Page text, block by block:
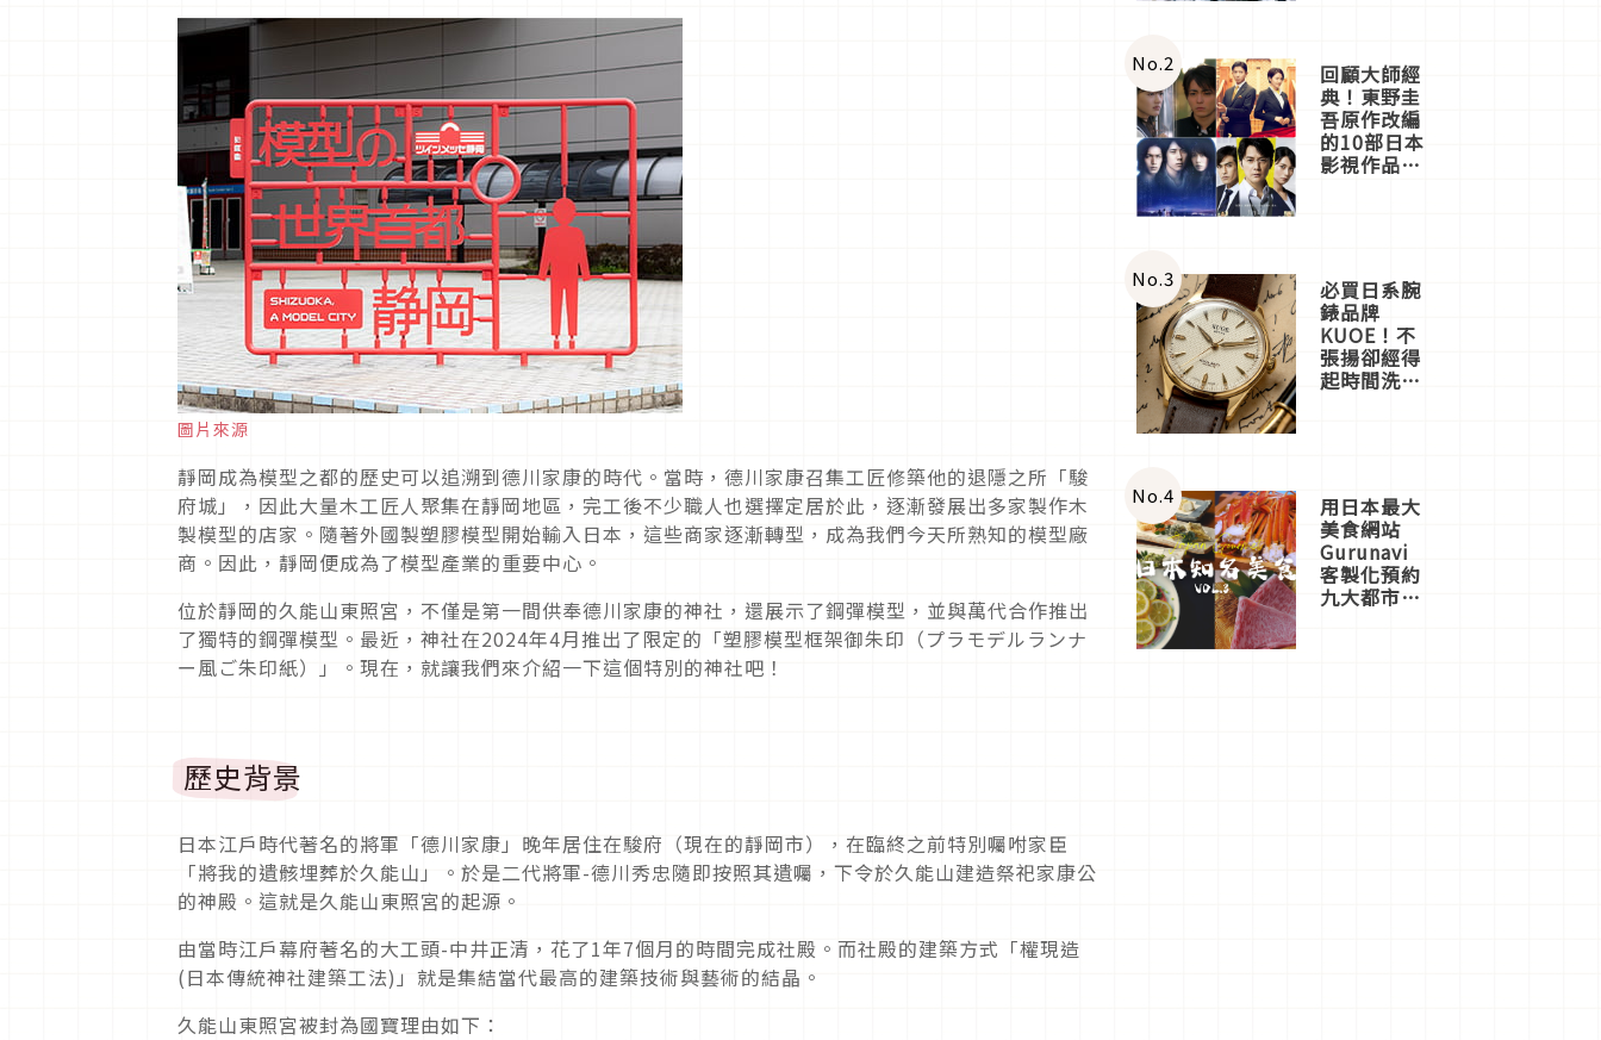
圖片來源
靜岡成為模型之都的歷史可以追溯到德川家康的時代。當時，德川家康召集工匠修築他的退隱之所「駿
府城」，因此大量木工匠人聚集在靜岡地區，完工後不少職人也選擇定居於此，逐漸發展出多家製作木
製模型的店家。隨著外國製塑膠模型開始輸入日本，這些商家逐漸轉型，成為我們今天所熟知的模型廠
商。因此，靜岡便成為了模型產業的重要中心。
位於靜岡的久能山東照宮，不僅是第一間供奉德川家康的神社，還展示了鋼彈模型，並與萬代合作推出
了獨特的鋼彈模型。最近，神社在2024年4月推出了限定的「塑膠模型框架御朱印（プラモデルランナ
ー風ご朱印紙）」。現在，就讓我們來介紹一下這個特別的神社吧！
歷史背景
日本江戶時代著名的將軍「德川家康」晚年居住在駿府（現在的靜岡市），在臨終之前特別囑咐家臣
「將我的遺骸埋葬於久能山」。於是二代將軍-德川秀忠隨即按照其遺囑，下令於久能山建造祭祀家康公
的神殿。這就是久能山東照宮的起源。
由當時江戶幕府著名的大工頭-中井正清，花了1年7個月的時間完成社殿。而社殿的建築方式「權現造
(日本傳統神社建築工法)」就是集結當代最高的建築技術與藝術的結晶。
久能山東照宮被封為國寶理由如下：
體驗
No.2 回顧大師經
典！東野圭
吾原作改編
的10部日本
影視作品推
No.3 必買日系腕
錶品牌
KUOE！不
張揚卻經得
起時間洗鍊
No.4 用日本最大
美食網站
Gurunavi
客製化預約
九大都市餐